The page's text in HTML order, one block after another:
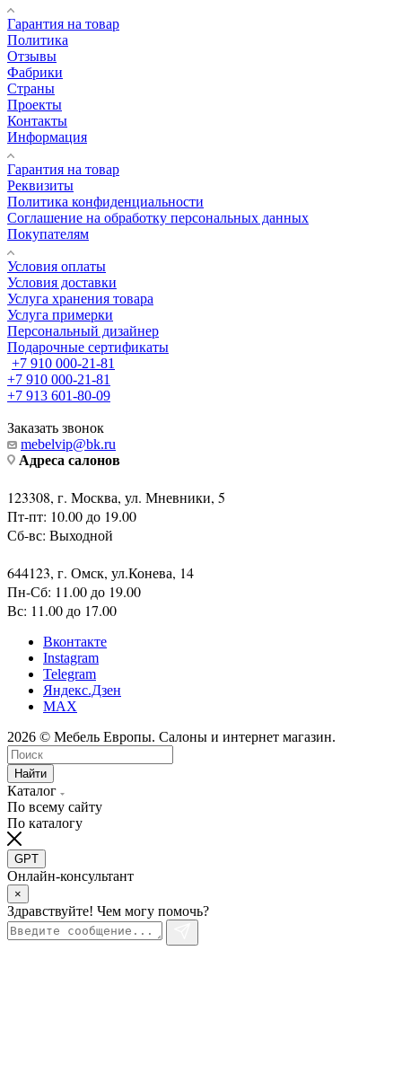
Гарантия на товар
Политика
Отзывы
Фабрики
Страны
Проекты
Контакты
Информация
Гарантия на товар
Реквизиты
Политика конфиденциальности
Соглашение на обработку персональных данных
Покупателям
Условия оплаты
Условия доставки
Услуга хранения товара
Услуга примерки
Персональный дизайнер
Подарочные сертификаты
+7 910 000-21-81
+7 910 000-21-81
+7 913 601-80-09
Заказать звонок
mebelvip@bk.ru
Адреса салонов
123308, г. Москва, ул. Мневники, 5
Пт-пт: 10.00 до 19.00
Сб-вс: Выходной
644123, г. Омск, ул.Конева, 14
Пн-Сб: 11.00 до 19.00
Вс: 11.00 до 17.00
Вконтакте
Instagram
Telegram
Яндекс.Дзен
MAX
2026 © Мебель Европы. Салоны и интернет магазин.
Найти
Каталог
По всему сайту
По каталогу
GPT
Онлайн-консультант
×
Здравствуйте! Чем могу помочь?